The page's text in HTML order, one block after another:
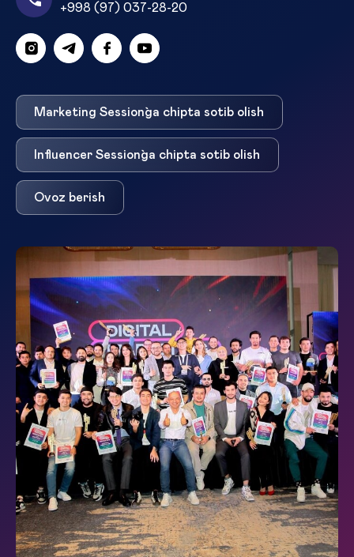
+998 (97) 037-28-20
Marketing Session`ga chipta sotib olish
Influencer Session`ga chipta sotib olish
Ovoz berish